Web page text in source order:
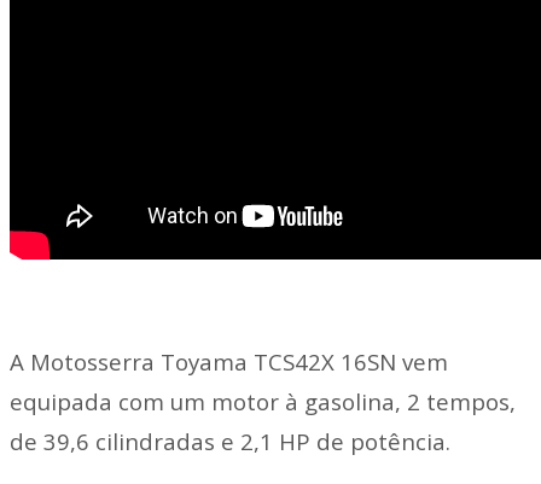
A Motosserra Toyama TCS42X 16SN vem
equipada com um motor à gasolina, 2 tempos,
de 39,6 cilindradas e 2,1 HP de potência.